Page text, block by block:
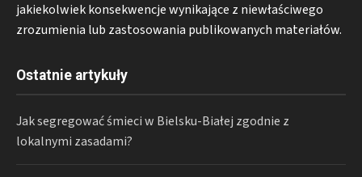
jakiekolwiek konsekwencje wynikające z niewłaściwego
zrozumienia lub zastosowania publikowanych materiałów.
Ostatnie artykuły
Jak segregować śmieci w Bielsku-Białej zgodnie z
lokalnymi zasadami?